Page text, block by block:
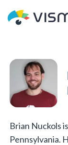
Brian Nuckols
Pennsylvania.